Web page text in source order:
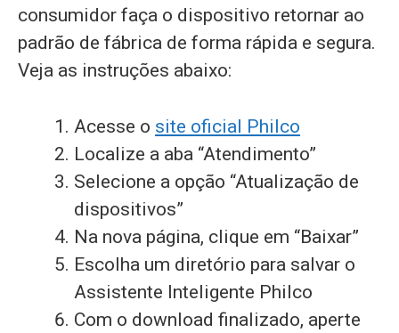
consumidor faça o dispositivo retornar ao
padrão de fábrica de forma rápida e segura.
Veja as instruções abaixo:
Acesse o site oficial Philco
Localize a aba “Atendimento”
Selecione a opção “Atualização de
dispositivos”
Na nova página, clique em “Baixar”
Escolha um diretório para salvar o
Assistente Inteligente Philco
Com o download finalizado, aperte